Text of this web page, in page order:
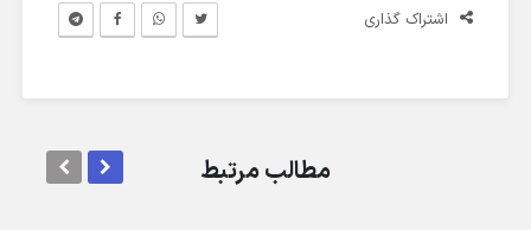
اشتراک گذاری
مطالب مرتبط